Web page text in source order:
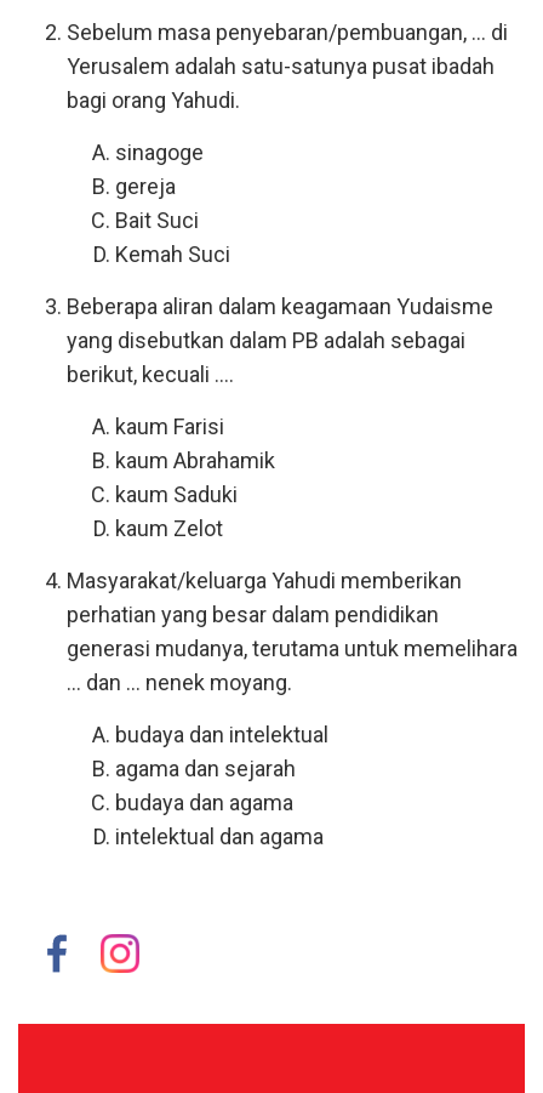
Sebelum masa penyebaran/pembuangan, ... di
Yerusalem adalah satu-satunya pusat ibadah
bagi orang Yahudi.
sinagoge
gereja
Bait Suci
Kemah Suci
Beberapa aliran dalam keagamaan Yudaisme
yang disebutkan dalam PB adalah sebagai
berikut, kecuali ....
kaum Farisi
kaum Abrahamik
kaum Saduki
kaum Zelot
Masyarakat/keluarga Yahudi memberikan
perhatian yang besar dalam pendidikan
generasi mudanya, terutama untuk memelihara
... dan ... nenek moyang.
budaya dan intelektual
agama dan sejarah
budaya dan agama
intelektual dan agama